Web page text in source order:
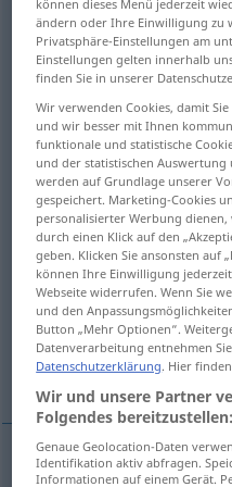
Übersicht aller
(Für mehr Details die
naïveté, naiveté,
innocence
naïveté, naiveté,
guilelessness,
naïveté, naiveté,
artlessness
ändern oder Ihre Einwilligung zu
Privatsphäre-Einstellungen am
Einstellungen gelten innerhalb
finden Sie in unserer
Wir verwenden Cookies, damit
und wir besser mit Ihnen
funktionale und statistische
und der statistischen
werden auf Grundlage unserer
gespeichert. Marketing-Cookies
personalisierter Werbung
durch einen Klick auf den
geben. Klicken Sie ansonsten auf
können Ihre Einwilligung
Webseite widerrufen. Wenn Sie
und den
Button „Mehr Optionen“.
Datenverarbeitung entnehmen
Datenschutzerklärung. Hier
Wir und unsere Partner
Folgendes bereitzustellen:
Genaue Geolocation-Daten
Identifikation aktiv abfragen.
Informationen auf einem Gerät.